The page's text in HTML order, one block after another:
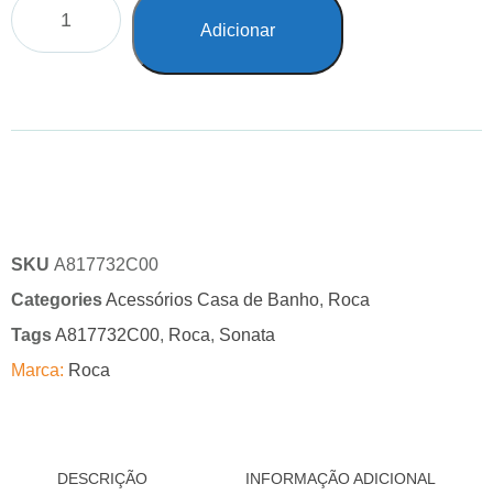
Adicionar
SKU A817732C00
CategoriesAcessórios Casa de Banho, Roca
TagsA817732C00, Roca, Sonata
Marca: Roca
DESCRIÇÃO INFORMAÇÃO ADICIONAL